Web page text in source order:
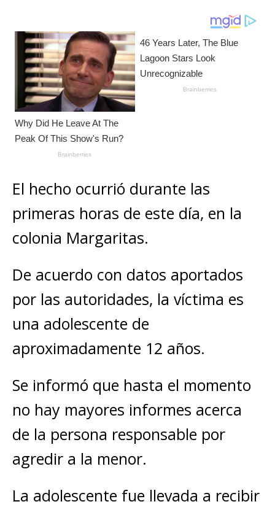
El hecho ocurrió durante las
primeras horas de este día, en la
colonia Margaritas.
De acuerdo con datos aportados
por las autoridades, la víctima es
una adolescente de
aproximadamente 12 años.
Se informó que hasta el momento
no hay mayores informes acerca
de la persona responsable por
agredir a la menor.
La adolescente fue llevada a recibir